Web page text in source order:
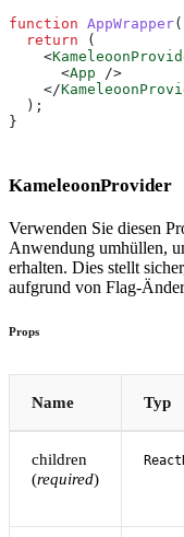
function AppWrapper
  return
(
    <
      <
App />
    </
  );
}
KameleoonProvider
Verwenden Sie diesen
Anwendung umhüllen,
erhalten. Dies stellt
aufgrund von Flag-
Props
Name Typ
children
(required)